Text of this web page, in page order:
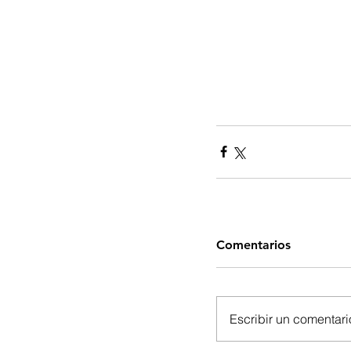
Comentarios
Escribir un